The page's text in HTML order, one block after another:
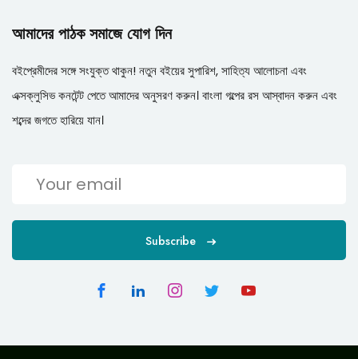
আমাদের পাঠক সমাজে যোগ দিন
বইপ্রেমীদের সঙ্গে সংযুক্ত থাকুন! নতুন বইয়ের সুপারিশ, সাহিত্য আলোচনা এবং
এক্সক্লুসিভ কনটেন্ট পেতে আমাদের অনুসরণ করুন। বাংলা গল্পের রস আস্বাদন করুন এবং
শব্দের জগতে হারিয়ে যান।
Subscribe